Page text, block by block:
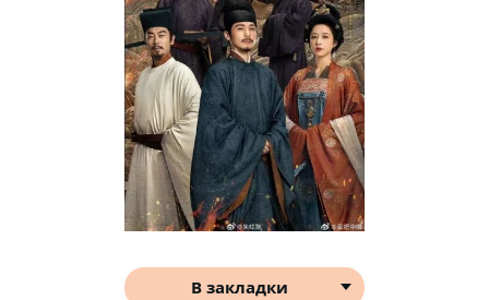
В закладки